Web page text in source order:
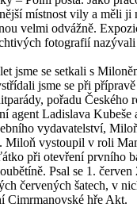
místnost vily a měli ji
velmi odvážně.
fotografií nazývali
jsme se setkali s
jsme se při přípravě
pořadu Českého
agent Ladislava Kubeše
vydavatelství,
Miloň vystoupil v roli
při otevření prvního
Psal se 1. červen
červených šatech, v
Cimrmanovské hře Akt.